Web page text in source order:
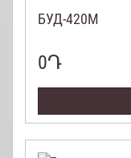
БУД-420М
0Դ